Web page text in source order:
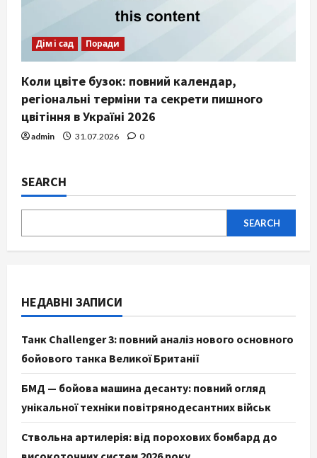
Дім і сад Поради
Коли цвіте бузок: повний календар,
регіональні терміни та секрети пишного
цвітіння в Україні 2026
admin 31.07.2026 0
SEARCH
SEARCH
НЕДАВНІ ЗАПИСИ
Танк Challenger 3: повний аналіз нового основного
бойового танка Великої Британії
БМД — бойова машина десанту: повний огляд
унікальної техніки повітрянодесантних військ
Ствольна артилерія: від порохових бомбард до